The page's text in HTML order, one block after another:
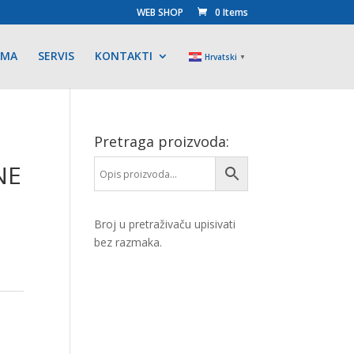
WEB SHOP 0 Items
SERVIS KONTAKTI Hrvatski ▼
Pretraga proizvoda:
Broj u pretraživaču upisivati
bez razmaka.